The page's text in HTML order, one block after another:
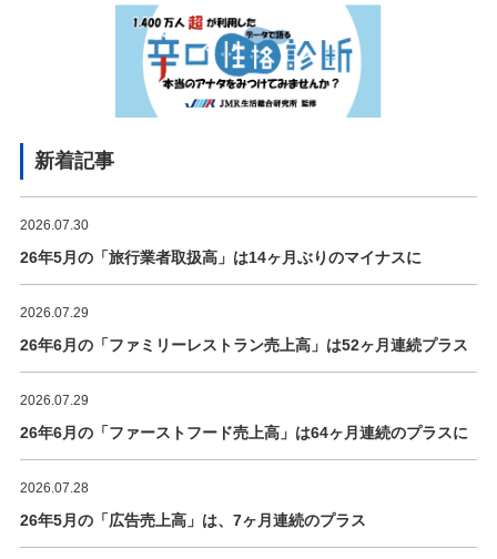
新着記事
2026.07.30
26年5月の「旅行業者取扱高」は14ヶ月ぶりのマイナスに
2026.07.29
26年6月の「ファミリーレストラン売上高」は52ヶ月連続プラス
2026.07.29
26年6月の「ファーストフード売上高」は64ヶ月連続のプラスに
2026.07.28
26年5月の「広告売上高」は、7ヶ月連続のプラス